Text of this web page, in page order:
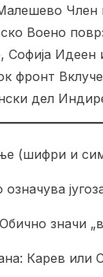
Член
Воено
Идеен
фронт
дел
(шифри и
означува
значи
Карев или